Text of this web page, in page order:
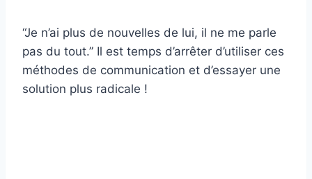
“Je n’ai plus de nouvelles de lui, il ne me parle
pas du tout.” Il est temps d’arrêter d’utiliser ces
méthodes de communication et d’essayer une
solution plus radicale !